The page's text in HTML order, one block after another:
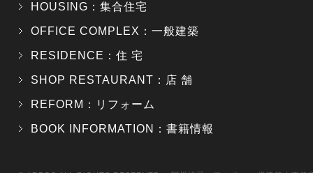
HOUSING：集合住宅
OFFICE COMPLEX：一般建築
RESIDENCE：住 宅
SHOP RESTAURANT：店 舗
REFORM：リフォーム
BOOK INFORMATION：書籍情報